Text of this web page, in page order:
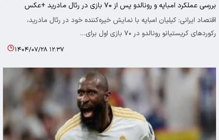
بررسی عملکرد امباپه و رونالدو پس از ۷۰ بازی در رئال مادرید +عکس
اقتصاد ایرانی: کیلیان امباپه با نمایش خیره‌کننده خود در رئال مادرید،
رکوردهای کریستیانو رونالدو در ۷۰ بازی اول برای…
۱۴۰۴/۰۷/۲۸ ۱۲:۳۷